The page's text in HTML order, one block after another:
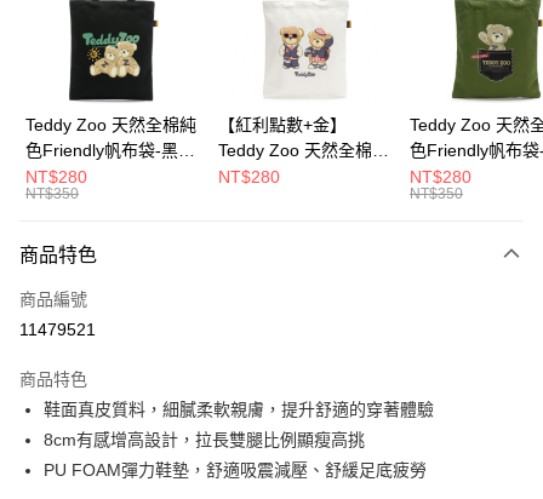
Apple Pay
街口支付
大哥付你分期
相關說明
2.付款方式選擇「大哥付你分期」，訂單成立後會自動跳轉到大哥付的交易
成交易。
3.實際核准額度、可分期數及費用金額請依後續交易確認頁面所載為準。
消。如遇「轉專審核」未通過狀況，表示未達大哥付你分期系統評分，恕無
法說明評估內容。
【繳款方式說明】
1.分期款項不併入電信帳單，「大哥付你分期」於每月結算日後寄送繳費提
2.透過簡訊連結打開帳單後，可選擇「超商條碼／台灣大直營門市／銀行轉
運送方式
全家取貨付款
付款後全家取貨
每筆NT$100，滿NT$700(含以上)免運費
Teddy Zoo 天然全棉純
色Friendly帆布袋-黑色
(TZB107)
NT$280
NT$350
【紅利點數+金】
Teddy Zoo 天然全棉純
色Friendly帆布袋-白色
NT$280
Teddy Zoo 天然
色Friendly帆布袋
色(TZB107)
NT$280
NT$350
商品特色
商品編號
11479521
商品特色
鞋面真皮質料，細膩柔軟親膚，提升舒適的穿著體驗
8cm有感增高設計，拉長雙腿比例顯瘦高挑
PU FOAM彈力鞋墊，舒適吸震減壓、舒緩足底疲勞